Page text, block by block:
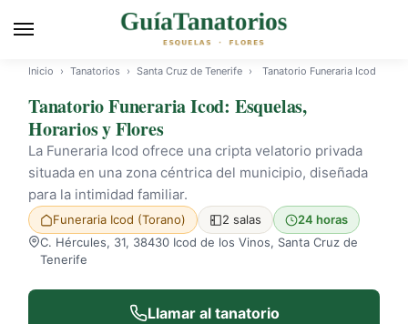
Inicio › Tanatorios › Santa Cruz de Tenerife › Tanatorio Funeraria Icod
Tanatorio Funeraria Icod: Esquelas,
Horarios y Flores
La Funeraria Icod ofrece una cripta velatorio privada
situada en una zona céntrica del municipio, diseñada
para la intimidad familiar.
Funeraria Icod (Torano) 2 salas
24 horas
C. Hércules, 31, 38430 Icod de los Vinos, Santa Cruz de
Tenerife
Llamar al tanatorio